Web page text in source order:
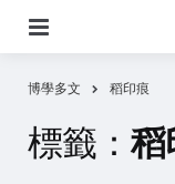
博學多文 稻印痕
標籤： 稻